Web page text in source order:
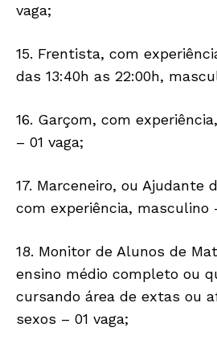
vaga;
15. Frentista, com
das 13:40h as 22:00h,
16. Garçom, com
– 01 vaga;
17. Marceneiro, ou Ajudante
com experiência, masculino
18. Monitor de Alunos de
ensino médio completo ou
cursando área de extas ou
sexos – 01 vaga;